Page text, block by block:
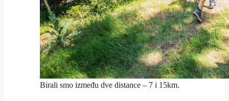
Birali smo između dve distance – 7 i 15km.